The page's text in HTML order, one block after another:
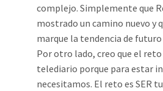
complejo. Simplemente que
mostrado un camino nuevo y
marque la tendencia de
Por otro lado, creo que el reto
telediario porque para estar
necesitamos. El reto es SER